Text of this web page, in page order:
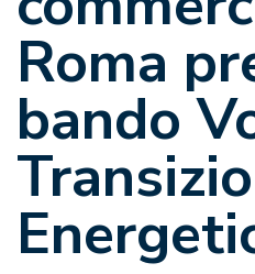
Roma
bando